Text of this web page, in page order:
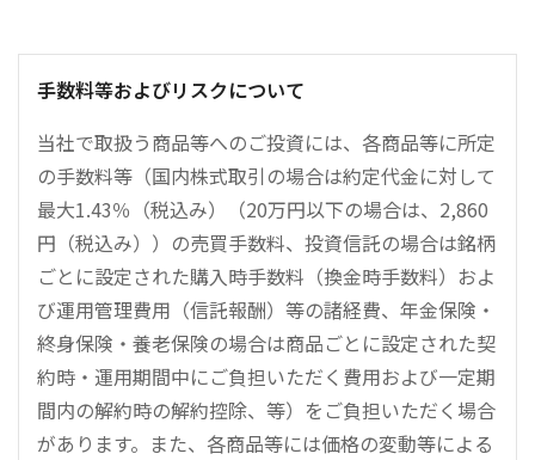
手数料等およびリスクについて
当社で取扱う商品等へのご投資には、各商品等に所定
の手数料等（国内株式取引の場合は約定代金に対して
最大1.43％（税込み）（20万円以下の場合は、2,860
円（税込み））の売買手数料、投資信託の場合は銘柄
ごとに設定された購入時手数料（換金時手数料）およ
び運用管理費用（信託報酬）等の諸経費、年金保険・
終身保険・養老保険の場合は商品ごとに設定された契
約時・運用期間中にご負担いただく費用および一定期
間内の解約時の解約控除、等）をご負担いただく場合
があります。また、各商品等には価格の変動等による